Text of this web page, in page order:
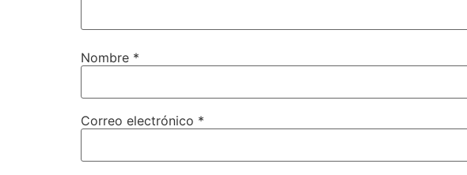
Nombre *
Correo electrónico *